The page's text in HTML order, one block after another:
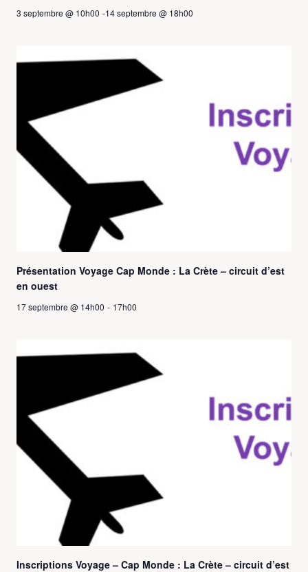
3 septembre @ 10h00 -14 septembre @ 18h00
Présentation Voyage Cap Monde : La Crète – circuit d’est
en ouest
17 septembre @ 14h00 - 17h00
Inscriptions Voyage – Cap Monde : La Crète – circuit d’est